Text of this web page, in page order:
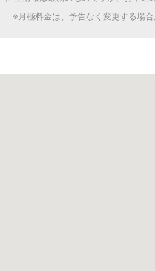
※月極料金は、予告なく変更する場